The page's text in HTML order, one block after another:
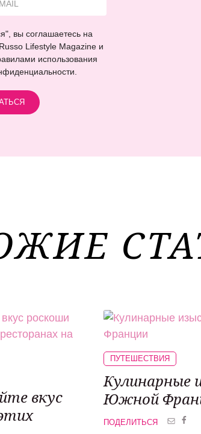
вы соглашаетесь на
Lifestyle Magazine и
использования
вкус
ПУТЕШЕСТВИЯ
Кулинарные
Южной
ПОДЕЛИТЬСЯ